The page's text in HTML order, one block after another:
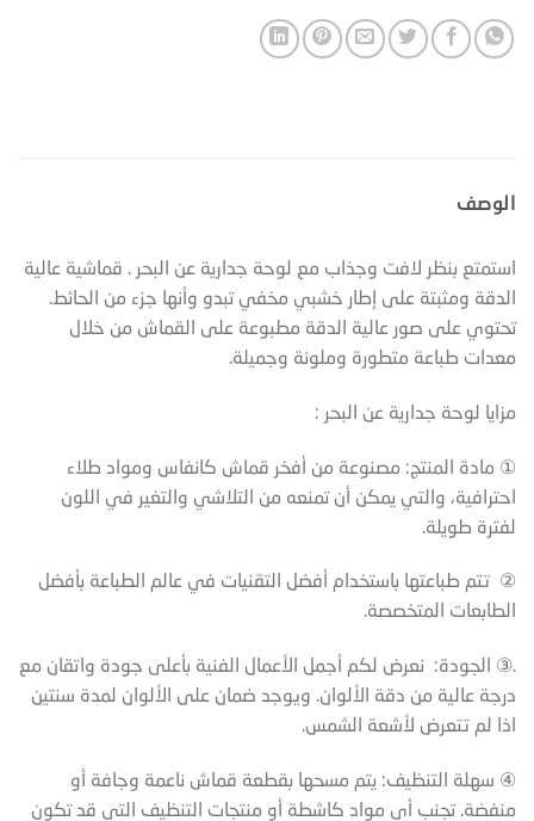
الوصف
استمتع بنظر لافت وجذاب مع لوحة جدارية عن البحر . قماشية عالية
الدقة ومثبتة على إطار خشبي مخفي تبدو وأنها جزء من الحائط.
تحتوي على صور عالية الدقة مطبوعة على القماش من خلال
معدات طباعة متطورة وملونة وجميلة.
مزايا لوحة جدارية عن البحر :
① مادة المنتج: مصنوعة من أفخر قماش كانفاس ومواد طلاء
احترافية، والتي يمكن أن تمنعه من التلاشي والتغير في اللون
لفترة طويلة.
② تتم طباعتها باستخدام أفضل التقنيات في عالم الطباعة بأفضل
الطابعات المتخصصة.
.③ الجودة: نعرض لكم أجمل الأعمال الفنية بأعلى جودة واتقان مع
درجة عالية من دقة الألوان. ويوجد ضمان على الألوان لمدة سنتين
اذا لم تتعرض لأشعة الشمس.
④ سهلة التنظيف: يتم مسحها بقطعة قماش ناعمة وجافة أو
منفضة. تجنب أي مواد كاشطة أو منتجات التنظيف التي قد تكون